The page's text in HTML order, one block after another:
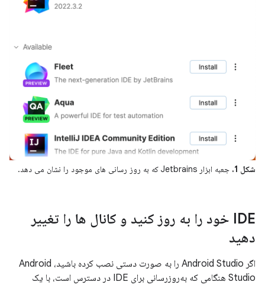
شکل 1. جعبه ابزار Jetbrains که به روز رسانی های موجود را نشان می دهد.
IDE خود را به روز کنید و کانال ها را تغییر
دهید
اگر Android Studio را به صورت دستی نصب کرده باشید، Android
Studio هنگامی که به‌روزرسانی برای IDE در دسترس است، با یک